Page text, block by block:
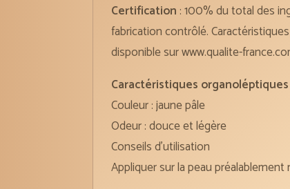
Certification : 100% du total des
fabrication contrôlé.
disponible sur www.qualite-
Caractéristiques organoléptiques
Couleur : jaune pâle
Odeur : douce et légère
Conseils d’utilisation
Appliquer sur la peau